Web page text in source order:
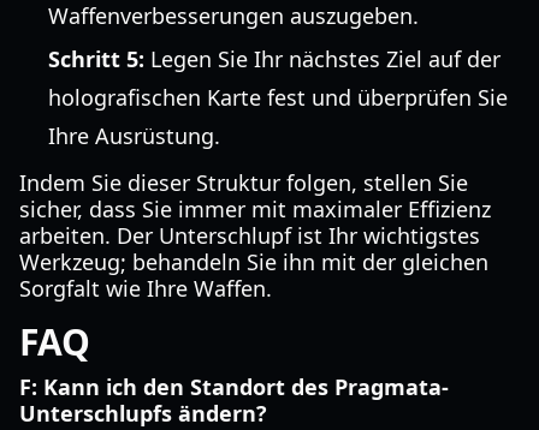
Waffenverbesserungen auszugeben.
Schritt 5: Legen Sie Ihr nächstes Ziel auf der
holografischen Karte fest und überprüfen Sie
Ihre Ausrüstung.
Indem Sie dieser Struktur folgen, stellen Sie
sicher, dass Sie immer mit maximaler Effizienz
arbeiten. Der Unterschlupf ist Ihr wichtigstes
Werkzeug; behandeln Sie ihn mit der gleichen
Sorgfalt wie Ihre Waffen.
FAQ
F: Kann ich den Standort des Pragmata-
Unterschlupfs ändern?